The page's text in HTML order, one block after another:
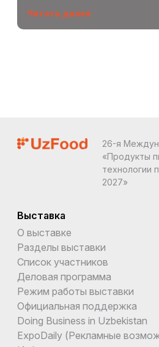
Читать далее
26-я
«Продукты
технологии
2027»
Выставка
О выставке
Разделы выставки
Список участников
Деловая программа
Режим работы выставки
Официальная поддержка
Doing Business in Uzbekistan
ExpoDaily (Рекламные